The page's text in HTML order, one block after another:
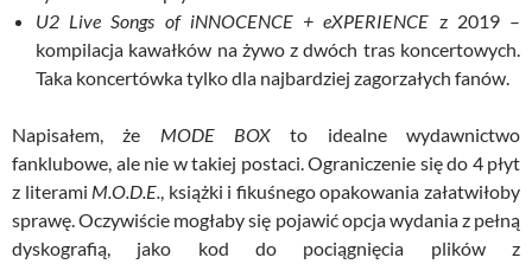
U2 Live Songs of iNNOCENCE + eXPERIENCE z 2019 –
kompilacja kawałków na żywo z dwóch tras koncertowych.
Taka koncertówka tylko dla najbardziej zagorzałych fanów.
Napisałem, że MODE BOX to idealne wydawnictwo
fanklubowe, ale nie w takiej postaci. Ograniczenie się do 4 płyt
z literami M.O.D.E., książki i fikuśnego opakowania załatwiłoby
sprawę. Oczywiście mogłaby się pojawić opcja wydania z pełną
dyskografią, jako kod do pociągnięcia plików z